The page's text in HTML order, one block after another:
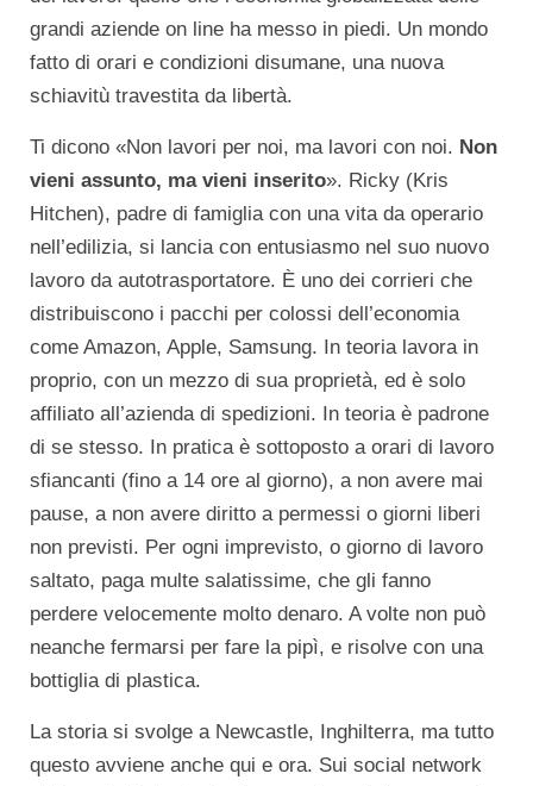
grandi aziende on line ha messo in piedi. Un mondo
fatto di orari e condizioni disumane, una nuova
schiavitù travestita da libertà.
Ti dicono «Non lavori per noi, ma lavori con noi. Non
vieni assunto, ma vieni inserito». Ricky (Kris
Hitchen), padre di famiglia con una vita da operario
nell’edilizia, si lancia con entusiasmo nel suo nuovo
lavoro da autotrasportatore. È uno dei corrieri che
distribuiscono i pacchi per colossi dell’economia
come Amazon, Apple, Samsung. In teoria lavora in
proprio, con un mezzo di sua proprietà, ed è solo
affiliato all’azienda di spedizioni. In teoria è padrone
di se stesso. In pratica è sottoposto a orari di lavoro
sfiancanti (fino a 14 ore al giorno), a non avere mai
pause, a non avere diritto a permessi o giorni liberi
non previsti. Per ogni imprevisto, o giorno di lavoro
saltato, paga multe salatissime, che gli fanno
perdere velocemente molto denaro. A volte non può
neanche fermarsi per fare la pipì, e risolve con una
bottiglia di plastica.
La storia si svolge a Newcastle, Inghilterra, ma tutto
questo avviene anche qui e ora. Sui social network